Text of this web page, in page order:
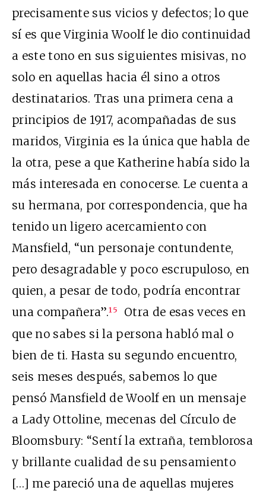
precisamente sus vicios y defectos; lo que
sí es que Virginia Woolf le dio continuidad
a este tono en sus siguientes misivas, no
solo en aquellas hacia él sino a otros
destinatarios. Tras una primera cena a
principios de 1917, acompañadas de sus
maridos, Virginia es la única que habla de
la otra, pese a que Katherine había sido la
más interesada en conocerse. Le cuenta a
su hermana, por correspondencia, que ha
tenido un ligero acercamiento con
Mansfield, “un personaje contundente,
pero desagradable y poco escrupuloso, en
quien, a pesar de todo, podría encontrar
una compañera”.15
Otra de esas veces en
que no sabes si la persona habló mal o
bien de ti. Hasta su segundo encuentro,
seis meses después, sabemos lo que
pensó Mansfield de Woolf en un mensaje
a Lady Ottoline, mecenas del Círculo de
Bloomsbury: “Sentí la extraña, temblorosa
y brillante cualidad de su pensamiento
[…] me pareció una de aquellas mujeres